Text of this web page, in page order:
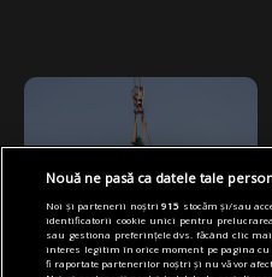
Nouă ne pasă ca datele tale
Noi și partenerii noștri915 stocăm și/sau
identificatorii cookie unici pentru
sau gestiona preferințele dvs. făcând clic
interes legitim în orice moment pe pagina cu
fi raportate partenerilor noștri și nu vă vor